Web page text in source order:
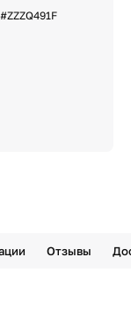
Отзывы